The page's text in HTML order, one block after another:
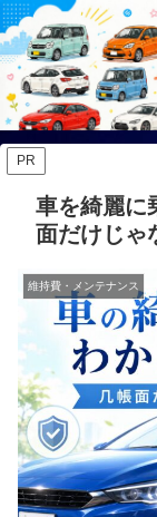
PR
車を綺麗に
面だけじゃ
維持費・メンテナンス